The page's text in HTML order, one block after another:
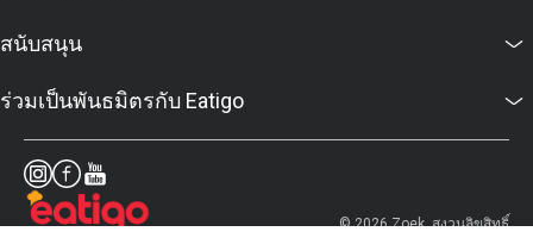
สนับสนุน
ร่วมเป็นพันธมิตรกับ Eatigo
© 2026 Zoek. สงวนลิขสิทธิ์